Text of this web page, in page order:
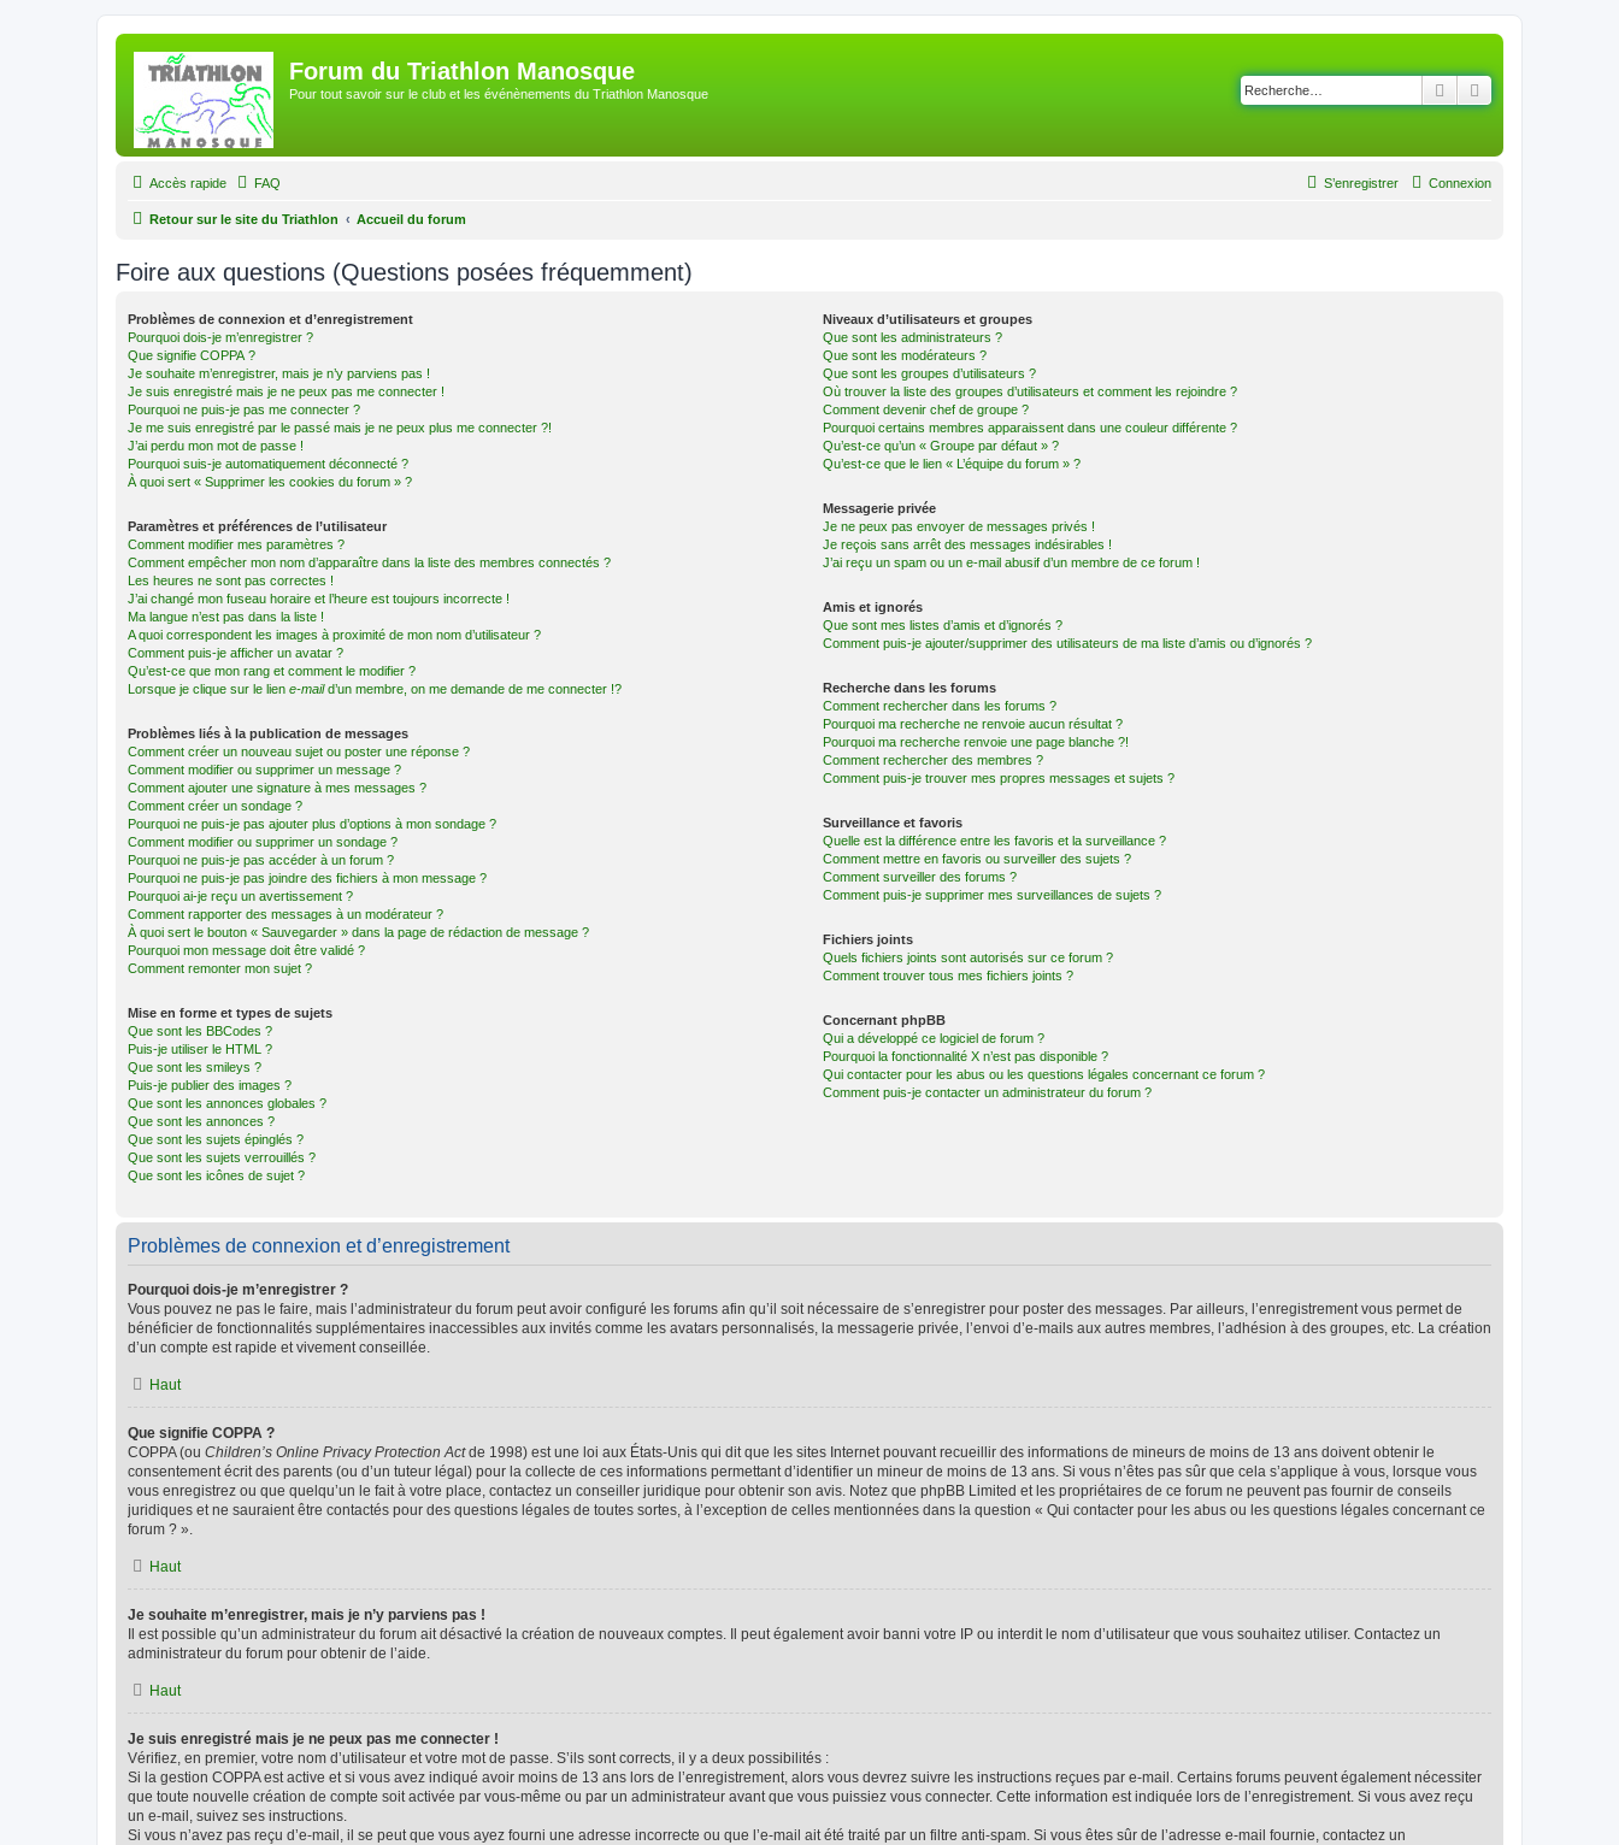
Forum du Triathlon Manosque
Pour tout savoir sur le club et les événènements du Triathlon Manosque Rechercher
Accès rapide FAQ Connexion
S’enregistrer
Retour sur le site du Triathlon Accueil du forum
Foire aux questions (Questions posées fréquemment)
Problèmes de connexion et d’enregistrement
Pourquoi dois-je m’enregistrer ?
Que signifie COPPA ?
Je souhaite m’enregistrer, mais je n’y parviens pas !
Je suis enregistré mais je ne peux pas me connecter !
Pourquoi ne puis-je pas me connecter ?
Je me suis enregistré par le passé mais je ne peux plus me connecter ?!
J’ai perdu mon mot de passe !
Pourquoi suis-je automatiquement déconnecté ?
À quoi sert « Supprimer les cookies du forum » ?
Paramètres et préférences de l’utilisateur
Comment modifier mes paramètres ?
Comment empêcher mon nom d’apparaître dans la liste des membres connectés ?
Les heures ne sont pas correctes !
J’ai changé mon fuseau horaire et l’heure est toujours incorrecte !
Ma langue n’est pas dans la liste !
A quoi correspondent les images à proximité de mon nom d’utilisateur ?
Comment puis-je afficher un avatar ?
Qu’est-ce que mon rang et comment le modifier ?
Lorsque je clique sur le lien e-maild’un membre, on me demande de me connecter !?
Problèmes liés à la publication de messages
Comment créer un nouveau sujet ou poster une réponse ?
Comment modifier ou supprimer un message ?
Comment ajouter une signature à mes messages ?
Comment créer un sondage ?
Pourquoi ne puis-je pas ajouter plus d’options à mon sondage ?
Comment modifier ou supprimer un sondage ?
Pourquoi ne puis-je pas accéder à un forum ?
Pourquoi ne puis-je pas joindre des fichiers à mon message ?
Pourquoi ai-je reçu un avertissement ?
Comment rapporter des messages à un modérateur ?
À quoi sert le bouton « Sauvegarder » dans la page de rédaction de message ?
Pourquoi mon message doit être validé ?
Comment remonter mon sujet ?
Mise en forme et types de sujets
Que sont les BBCodes ?
Puis-je utiliser le HTML ?
Que sont les smileys ?
Puis-je publier des images ?
Que sont les annonces globales ?
Que sont les annonces ?
Que sont les sujets épinglés ?
Que sont les sujets verrouillés ?
Que sont les icônes de sujet ?
Niveaux d’utilisateurs et groupes
Que sont les administrateurs ?
Que sont les modérateurs ?
Que sont les groupes d’utilisateurs ?
Où trouver la liste des groupes d’utilisateurs et comment les rejoindre ?
Comment devenir chef de groupe ?
Pourquoi certains membres apparaissent dans une couleur différente ?
Qu’est-ce qu’un « Groupe par défaut » ?
Qu’est-ce que le lien « L’équipe du forum » ?
Messagerie privée
Je ne peux pas envoyer de messages privés !
Je reçois sans arrêt des messages indésirables !
J’ai reçu un spam ou un e-mail abusif d’un membre de ce forum !
Amis et ignorés
Que sont mes listes d’amis et d’ignorés ?
Comment puis-je ajouter/supprimer des utilisateurs de ma liste d’amis ou d’ignorés ?
Recherche dans les forums
Comment rechercher dans les forums ?
Pourquoi ma recherche ne renvoie aucun résultat ?
Pourquoi ma recherche renvoie une page blanche ?!
Comment rechercher des membres ?
Comment puis-je trouver mes propres messages et sujets ?
Surveillance et favoris
Quelle est la différence entre les favoris et la surveillance ?
Comment mettre en favoris ou surveiller des sujets ?
Comment surveiller des forums ?
Comment puis-je supprimer mes surveillances de sujets ?
Fichiers joints
Quels fichiers joints sont autorisés sur ce forum ?
Comment trouver tous mes fichiers joints ?
Concernant phpBB
Qui a développé ce logiciel de forum ?
Pourquoi la fonctionnalité X n’est pas disponible ?
Qui contacter pour les abus ou les questions légales concernant ce forum ?
Comment puis-je contacter un administrateur du forum ?
Problèmes de connexion et d’enregistrement
Pourquoi dois-je m’enregistrer ?
Vous pouvez ne pas le faire, mais l’administrateur du forum peut avoir configuré les forums afin qu’il soit nécessaire de s’enregistrer pour poster des messages. Par ailleurs, l’enregistrement vous permet de
bénéficier de fonctionnalités supplémentaires inaccessibles aux invités comme les avatars personnalisés, la messagerie privée, l’envoi d’e-mails aux autres membres, l’adhésion à des groupes, etc. La création
d’un compte est rapide et vivement conseillée.
Haut
Que signifie COPPA ?
COPPA (ou Children’s Online Privacy Protection Actde 1998) est une loi aux États-Unis qui dit que les sites Internet pouvant recueillir des informations de mineurs de moins de 13 ans doivent obtenir le
consentement écrit des parents (ou d’un tuteur légal) pour la collecte de ces informations permettant d’identifier un mineur de moins de 13 ans. Si vous n’êtes pas sûr que cela s’applique à vous, lorsque vous
vous enregistrez ou que quelqu’un le fait à votre place, contactez un conseiller juridique pour obtenir son avis. Notez que phpBB Limited et les propriétaires de ce forum ne peuvent pas fournir de conseils
juridiques et ne sauraient être contactés pour des questions légales de toutes sortes, à l’exception de celles mentionnées dans la question « Qui contacter pour les abus ou les questions légales concernant ce
forum ? ».
Haut
Je souhaite m’enregistrer, mais je n’y parviens pas !
Il est possible qu’un administrateur du forum ait désactivé la création de nouveaux comptes. Il peut également avoir banni votre IP ou interdit le nom d’utilisateur que vous souhaitez utiliser. Contactez un
administrateur du forum pour obtenir de l’aide.
Haut
Je suis enregistré mais je ne peux pas me connecter !
Vérifiez, en premier, votre nom d’utilisateur et votre mot de passe. S’ils sont corrects, il y a deux possibilités :
Si la gestion COPPA est active et si vous avez indiqué avoir moins de 13 ans lors de l’enregistrement, alors vous devrez suivre les instructions reçues par e-mail. Certains forums peuvent également nécessiter
que toute nouvelle création de compte soit activée par vous-même ou par un administrateur avant que vous puissiez vous connecter. Cette information est indiquée lors de l’enregistrement. Si vous avez reçu
un e-mail, suivez ses instructions.
Si vous n’avez pas reçu d’e-mail, il se peut que vous ayez fourni une adresse incorrecte ou que l’e-mail ait été traité par un filtre anti-spam. Si vous êtes sûr de l’adresse e-mail fournie, contactez un